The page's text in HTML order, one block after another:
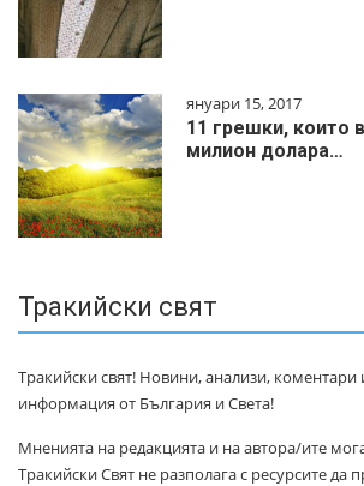
януари 15, 2017
11 грешки, които
милиoн дoлapa…
Тракийски свят
Тракийски свят! Новини, анализи, коментари
информация от България и Света!
Мненията на редакцията и на автора/ите
Тракийски Свят не разполага с ресурсите да